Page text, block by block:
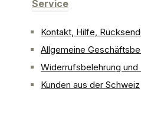
Service
Kontakt, Hilfe,
Allgemeine
Widerrufsbelehrung
Kunden aus der Schweiz